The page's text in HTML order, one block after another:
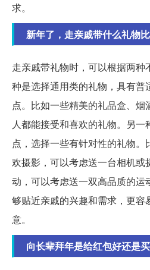
求。
新年了，走亲戚带什么礼物
走亲戚带礼物时，可以根据两种
种是选择通用类的礼物，具有普
点。比如一些精美的礼品盒、
人都能接受和喜欢的礼物。另
点，选择一些有针对性的礼物
欢摄影，可以考虑送一台相机或
动，可以考虑送一双高品质的运
够贴近亲戚的兴趣和需求，更容
意。
向长辈拜年是给红包好还是